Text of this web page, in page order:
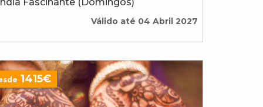
Válido até 04 Abril 2027
1415€